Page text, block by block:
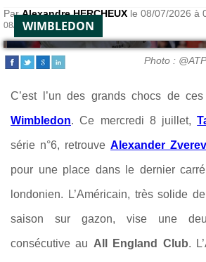
ParAlexandre HERCHEUX le 08/07/2026 à
08/07/2026 à 15:35.
WIMBLEDON
Photo :
C’est l’un des grands chocs de
Wimbledon. Ce mercredi 8 juillet,
série n°6, retrouve Alexander Zverev
pour une place dans le dernier
londonien. L’Américain, très solide
saison sur gazon, vise une
consécutive au All England Club.